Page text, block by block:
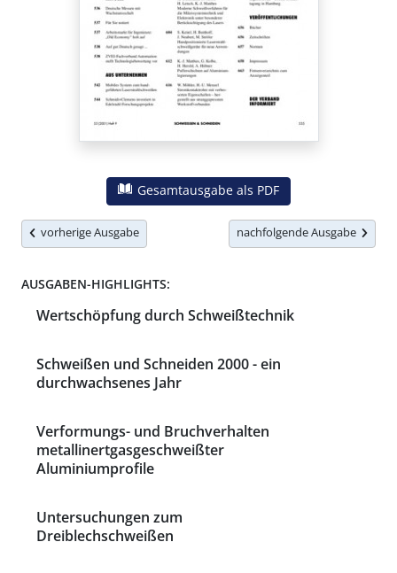
Gesamtausgabe als PDF
vorherige Ausgabe nachfolgende Ausgabe
AUSGABEN-HIGHLIGHTS:
Wertschöpfung durch Schweißtechnik
Schweißen und Schneiden 2000 - ein
durchwachsenes Jahr
Verformungs- und Bruchverhalten
metallinertgasgeschweißter
Aluminiumprofile
Untersuchungen zum
Dreiblechschweißen